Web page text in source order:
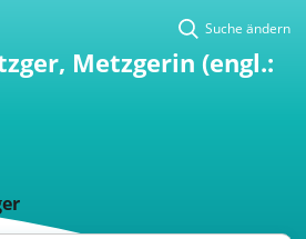
Suche ändern
Metzgerin (engl.: